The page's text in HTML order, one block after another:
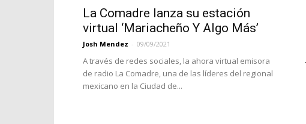
La Comadre lanza su estación
virtual ‘Mariacheño Y Algo Más’
Josh Mendez - 09/09/2021
A través de redes sociales, la ahora virtual emisora
de radio La Comadre, una de las líderes del regional
mexicano en la Ciudad de...